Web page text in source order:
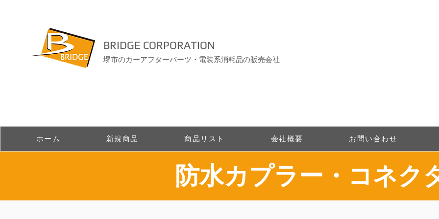
BRIDGE CORPORATION
堺市のカーアフターパーツ・電装系消耗品の販売会社
ホーム 新規商品 商品リスト 会社概要 お問い合わせ
防水カプラー・コネク